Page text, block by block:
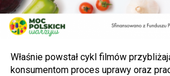
Właśnie powstał cykl filmów
konsumentom proces uprawy oraz